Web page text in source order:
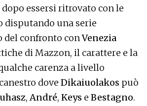
essersi ritrovato con le
disputando una serie
del confronto conVenezia
di Mazzon, il carattere e la
carenza a livello
dove Dikaiuolakos può
,André, Keys e Bestagno.